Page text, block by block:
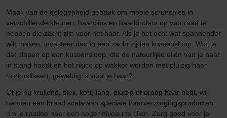
Maak van de gelegenheid gebruik om mooie scrunchies in
verschillende kleuren, haarclips en haarbinders op voorraad te
hebben die zacht zijn voor het haar. Als je het echt wat spannender
wilt maken, investeer dan in een zacht zijden kussensloop. Wist je
dat slapen op een kussensloop, die de natuurlijke oliën van je haar
in stand houdt en het risico op wakker worden met pluizig haar
minimaliseert, geweldig is voor je haar?
Of je nu krullend, steil, kort, lang, pluizig of droog haar hebt, wij
hebben een breed scala aan speciale haarverzorgingsproducten
om je routine naar een hoger niveau te tillen. Zorg goed voor je